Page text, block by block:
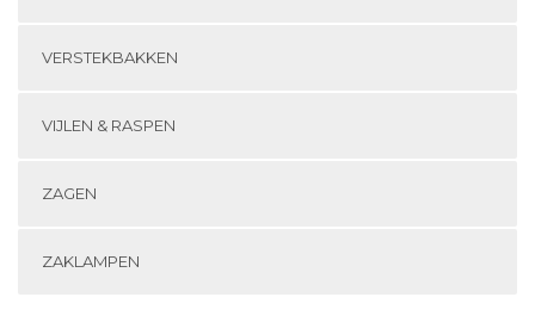
VERSTEKBAKKEN
VIJLEN & RASPEN
ZAGEN
ZAKLAMPEN